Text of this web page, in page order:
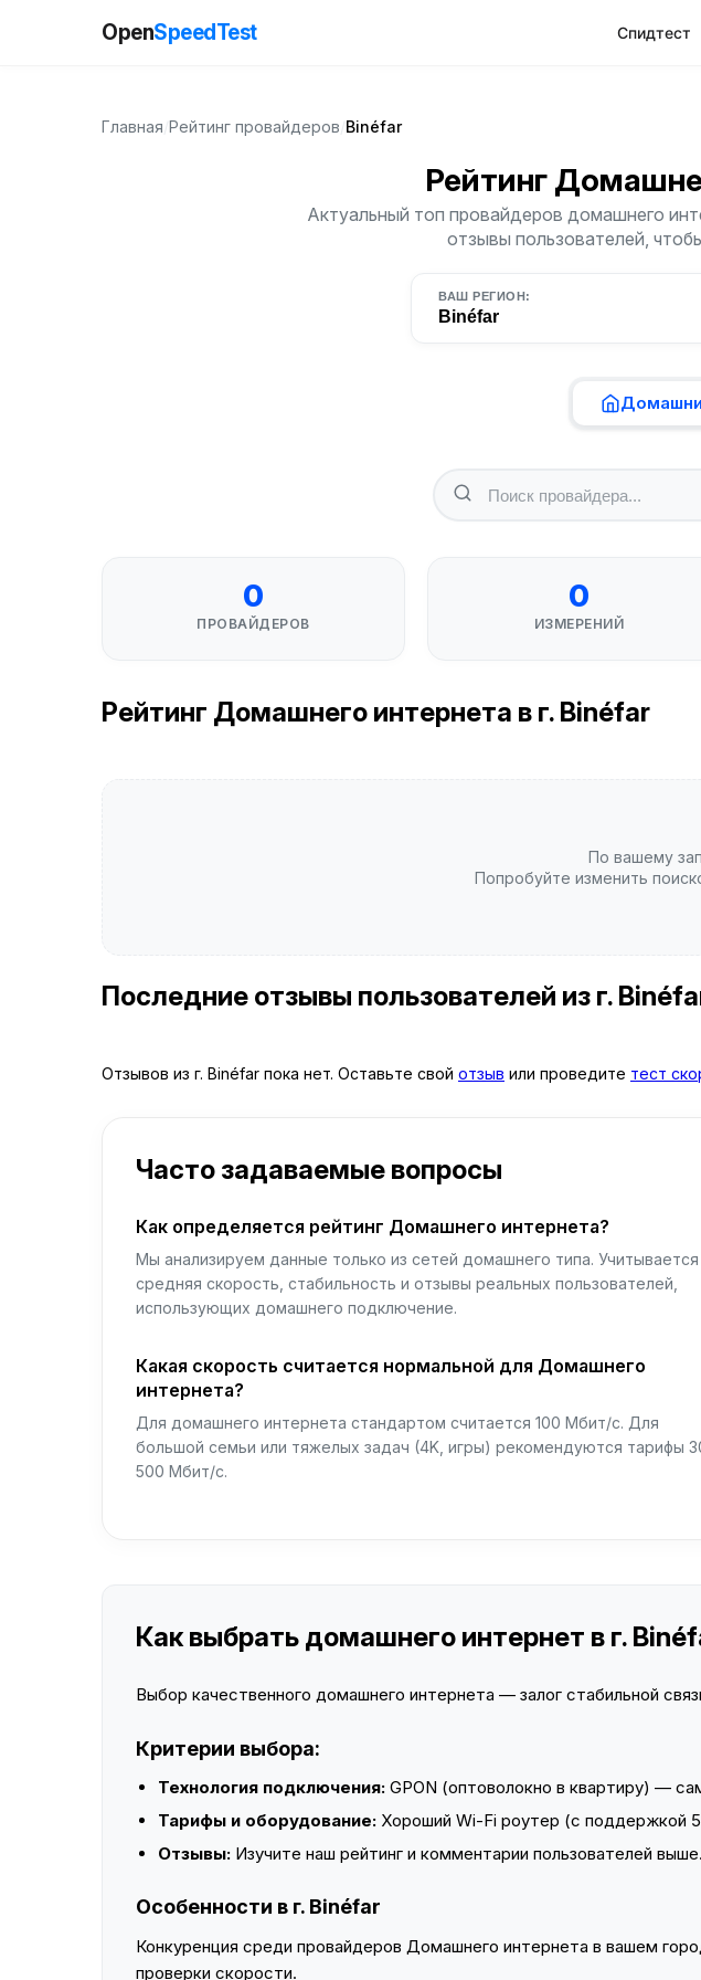
OpenSpeedTest Спидтест
Главная Рейтинг провайдеров Binéfar
Рейтинг
Актуальный топ провайдеров домашнего
отзывы пользователей,
ВАШ РЕГИОН:
Binéfar
0
ПРОВАЙДЕРОВ
0
ИЗМЕРЕНИЙ
Рейтинг Домашнего интернета в г. Binéfar
По вашему
Попробуйте изменить
Последние отзывы пользователей из г.
Отзывов из г. Binéfar пока нет. Оставьте свой отзыв или проведите тест
Часто задаваемые вопросы
Как определяется рейтинг Домашнего интернета?
Мы анализируем данные только из сетей домашнего типа. Учитывается
средняя скорость, стабильность и отзывы реальных пользователей,
использующих домашнего подключение.
Какая скорость считается нормальной для Домашнего
интернета?
Для домашнего интернета стандартом считается 100 Мбит/с. Для
большой семьи или тяжелых задач (4K, игры) рекомендуются тарифы
500 Мбит/с.
Как выбрать домашнего интернет в г.
Выбор качественного домашнего интернета — залог стабильной
Критерии выбора:
Технология подключения: GPON (оптоволокно в квартиру) —
Тарифы и оборудование: Хороший Wi-Fi роутер (с поддержкой
Отзывы: Изучите наш рейтинг и комментарии пользователей выше.
Особенности в г. Binéfar
Конкуренция среди провайдеров Домашнего интернета в вашем
проверки скорости.